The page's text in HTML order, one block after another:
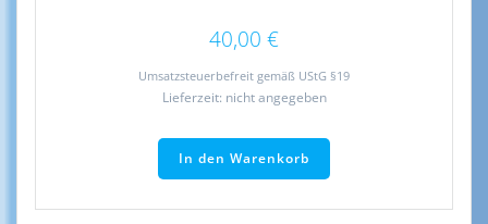
40,00 €
Umsatzsteuerbefreit gemäß UStG §19
Lieferzeit: nicht angegeben
In den Warenkorb